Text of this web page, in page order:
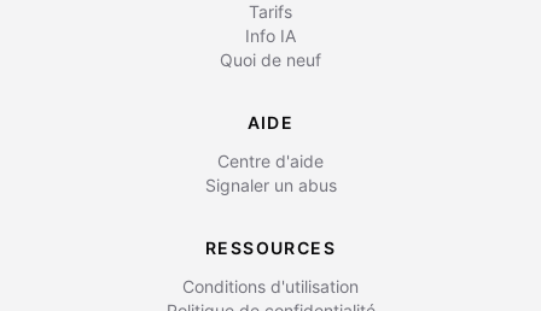
Tarifs
Info IA
Quoi de neuf
AIDE
Centre d'aide
Signaler un abus
RESSOURCES
Conditions d'utilisation